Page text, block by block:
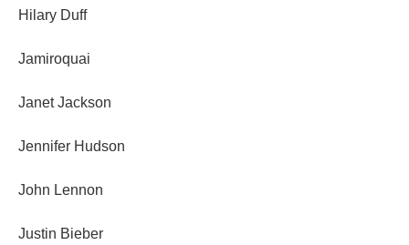
Hilary Duff
Jamiroquai
Janet Jackson
Jennifer Hudson
John Lennon
Justin Bieber